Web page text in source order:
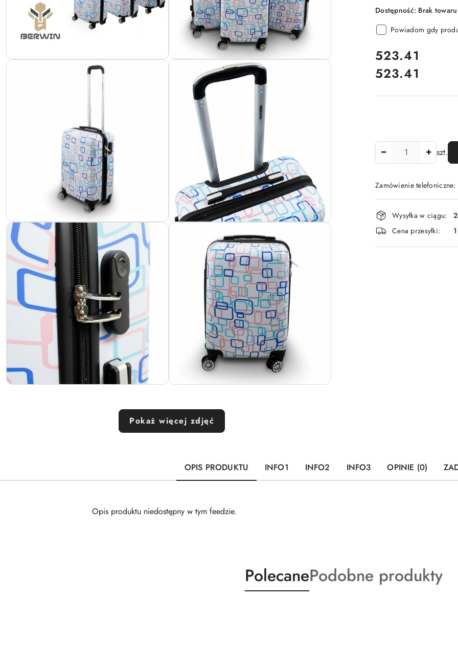
Pokaż więcej zdjęć
Dostępność: Brak towaru
Powiadom gdy
cena:
523.41
Cena:
523.41
szt.
Zamówienie
Dostępność
i
dostawa
Wysyłka w ciągu:
Cena przesyłki:
OPIS PRODUKTU INFO1 INFO2 INFO3 OPINIE (0)
Opis produktu niedostępny w tym feedzie.
Produkty
o
PolecaneProdukty
o
Podobne produkty